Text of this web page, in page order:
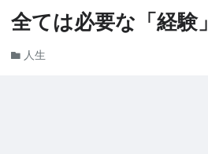
全ては必要な「経験」
人生